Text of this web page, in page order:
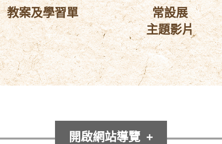
教案及學習單
常設展
主題影片
開啟網站導覽